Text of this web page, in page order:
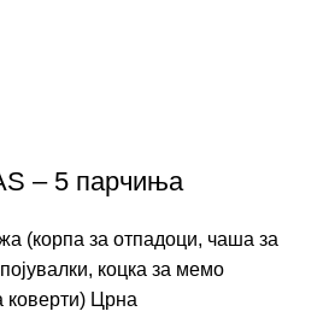
– 5 парчиња
(корпа за отпадоци, чаша за
коцка за мемо
коверти) Црна